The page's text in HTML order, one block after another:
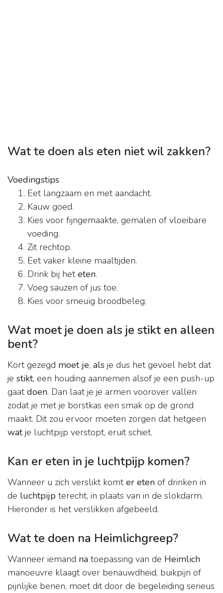
Wat te doen als eten niet wil zakken?
Voedingstips
Eet langzaam en met aandacht.
Kauw goed.
Kies voor fijngemaakte, gemalen of vloeibare
voeding.
Zit rechtop.
Eet vaker kleine maaltijden.
Drink bij heteten.
Voeg sauzen of jus toe.
Kies voor smeuïg broodbeleg.
Wat moet je doen als je stikt en alleen
bent?
Kort gezegd moet je, als je dus het gevoel hebt dat
je stikt, een houding aannemen alsof je een push-up
gaatdoen. Dan laat je je armen voorover vallen
zodat je met je borstkas een smak op de grond
maakt. Dit zou ervoor moeten zorgen dat hetgeen
watje luchtpijp verstopt, eruit schiet.
Kan er eten in je luchtpijp komen?
Wanneer u zich verslikt komter eten of drinken in
de luchtpijp terecht, in plaats van in de slokdarm.
Hieronder is het verslikken afgebeeld.
Wat te doen na Heimlichgreep?
Wanneer iemand na toepassing van de Heimlich
manoeuvre klaagt over benauwdheid, buikpijn of
pijnlijke benen, moet dit door de begeleiding serieus